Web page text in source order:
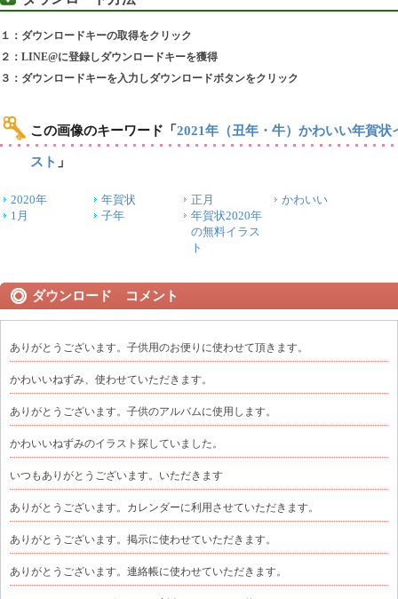
１：ダウンロードキーの取得をクリック
２：LINE@に登録しダウンロードキーを獲得
３：ダウンロードキーを入力しダウンロードボタンをクリック
この画像のキーワード 「 2021年（丑年・牛）かわいい年賀状
スト 」
2020年 年賀状 正月
かわいい
1月
子年
年賀状2020年
の無料イラス
ト
ダウンロード コメント
ありがとうございます。子供用のお便りに使わせて頂きます。
かわいいねずみ、使わせていただきます。
ありがとうございます。子供のアルバムに使用します。
かわいいねずみのイラスト探していました。
いつもありがとうございます。いただきます
ありがとうございます。カレンダーに利用させていただきます。
ありがとうございます。掲示に使わせていただきます。
ありがとうございます。連絡帳に使わせていただきます。